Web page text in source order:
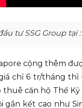
tư SSG Group tại :
cộng thêm
chỉ 6 tr/tháng
căn hộ Thế
kết cao như